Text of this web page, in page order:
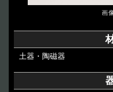
アクセス
土器・陶磁器